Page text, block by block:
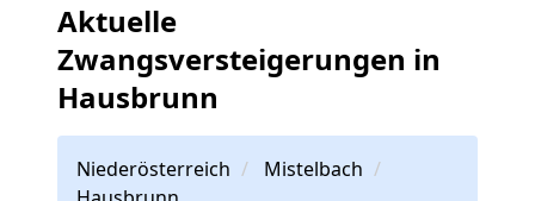
Aktuelle
Zwangsversteigerungen in
Hausbrunn
Niederösterreich
Mistelbach